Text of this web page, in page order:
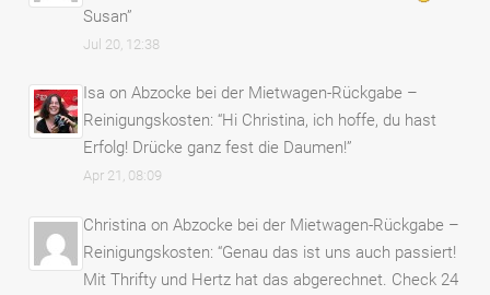
Susan”
Jul 20, 12:38
Isa onAbzocke bei der Mietwagen-Rückgabe –
Reinigungskosten: “Hi Christina, ich hoffe, du hast
Erfolg! Drücke ganz fest die Daumen!”
Apr 21, 08:09
Christina onAbzocke bei der Mietwagen-Rückgabe –
Reinigungskosten: “Genau das ist uns auch passiert!
Mit Thrifty und Hertz hat das abgerechnet. Check 24